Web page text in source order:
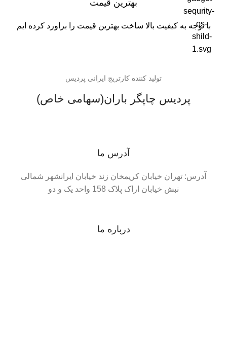
بهترین قیمت
با توجه به کیفیت بالا ساخت بهترین قیمت را براورد کرده ایم
تولید کننده کارتریج ایرانی پردیس
پردیس چاپگر باران(سهامی خاص)
آدرس ما
آدرس: تهران خیابان کریمخان زند خیابان ایرانشهر شمالی
نبش خیابان اراک پلاک 158 واحد یک و دو
درباره ما